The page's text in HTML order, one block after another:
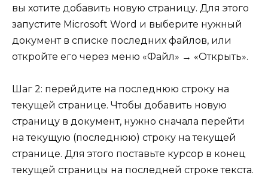
вы хотите добавить новую страницу. Для этого
запустите Microsoft Word и выберите нужный
документ в списке последних файлов, или
откройте его через меню «Файл» → «Открыть».
Шаг 2: перейдите на последнюю строку на
текущей странице. Чтобы добавить новую
страницу в документ, нужно сначала перейти
на текущую (последнюю) строку на текущей
странице. Для этого поставьте курсор в конец
текущей страницы на последней строке текста.